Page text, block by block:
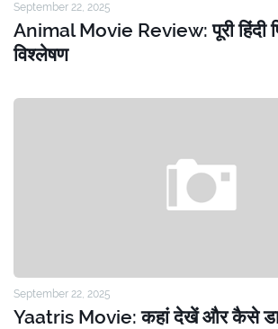
September 22, 2025
Animal Movie Review: पूरी हिंदी
विश्लेषण
September 22, 2025
Yaatris Movie: कहां देखें और कैसे